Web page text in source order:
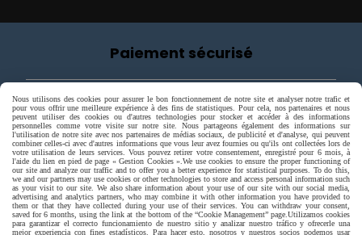
Paiement sécurisé
Nous utilisons des cookies pour assurer le bon fonctionnement de notre site et analyser notre trafic et
pour vous offrir une meilleure expérience à des fins de statistiques. Pour cela, nos partenaires et nous
peuvent utiliser des cookies ou d'autres technologies pour stocker et accéder à des informations
personnelles comme votre visite sur notre site. Nous partageons également des informations sur
l'utilisation de notre site avec nos partenaires de médias sociaux, de publicité et d'analyse, qui peuvent
combiner celles-ci avec d'autres informations que vous leur avez fournies ou qu'ils ont collectées lors de
votre utilisation de leurs services. Vous pouvez retirer votre consentement, enregistré pour 6 mois, à
l'aide du lien en pied de page « Gestion Cookies ». We use cookies to ensure the proper functioning of
our site and analyze our traffic and to offer you a better experience for statistical purposes. To do this,
we and our partners may use cookies or other technologies to store and access personal information such
as your visit to our site. We also share information about your use of our site with our social media,
advertising and analytics partners, who may combine it with other information you have provided to
them or that they have collected during your use of their services. You can withdraw your consent,
saved for 6 months, using the link at the bottom of the “Cookie Management” page. Utilizamos cookies
para garantizar el correcto funcionamiento de nuestro sitio y analizar nuestro tráfico y ofrecerle una
mejor experiencia con fines estadísticos. Para hacer esto, nosotros y nuestros socios podemos usar